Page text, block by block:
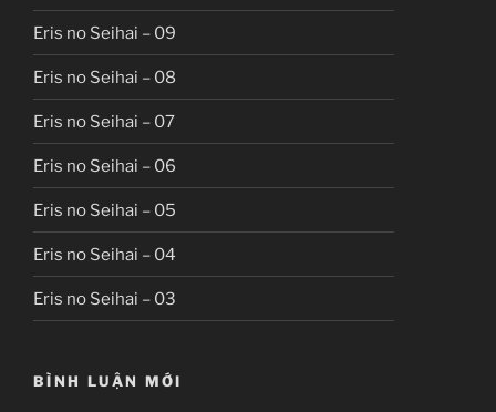
Eris no Seihai – 09
Eris no Seihai – 08
Eris no Seihai – 07
Eris no Seihai – 06
Eris no Seihai – 05
Eris no Seihai – 04
Eris no Seihai – 03
BÌNH LUẬN MỚI